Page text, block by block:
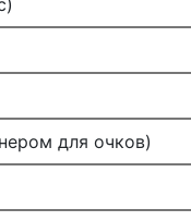
для очков)